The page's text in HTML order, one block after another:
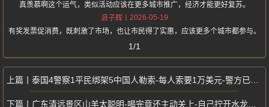
真羡慕啊这个运气，类似活动应该在更多城市推广，经济才能更好复苏。
浪子辉
2026-05-19
有奖发票促消费，既刺激了市场，也让市民得了实惠，应该更多个城市都参与。
1/1
泰国4警察1平民绑架5中国人勒索-每人索要1万美元-警方已逮捕引发关注
广东清远景区山羊太聪明-喝完竟还主动关上-自己拧开水龙头喝水